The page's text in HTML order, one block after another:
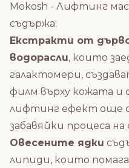
Mokosh - Лифтинг
съдържа:
Екстракти от
водорасли, които
галактомери,
филм върху кожата и
лифтинг ефект още
забавяйки процеса
Овесените ядки
липиди, които